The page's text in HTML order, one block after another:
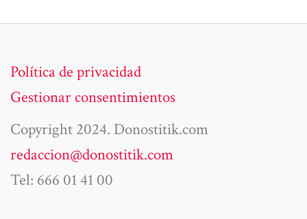
Política de privacidad
Gestionar consentimientos
Copyright 2024. Donostitik.com
redaccion@donostitik.com
Tel: 666 01 41 00